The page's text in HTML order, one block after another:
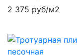
2 375 руб/м2